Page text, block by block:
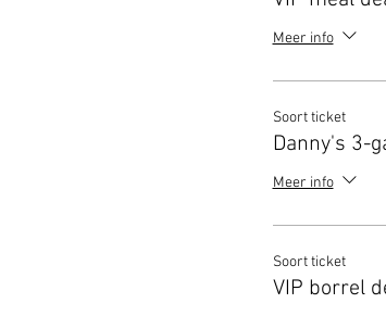
Meer info
Soort ticket
Danny's 3-
Meer info
Soort ticket
VIP borrel